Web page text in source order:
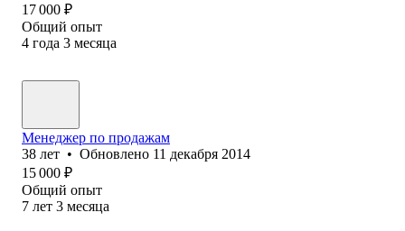
17 000 ₽
Общий опыт
4 года 3 месяца
Менеджер по продажам
38 лет • Обновлено 11 декабря 2014
15 000 ₽
Общий опыт
7 лет 3 месяца